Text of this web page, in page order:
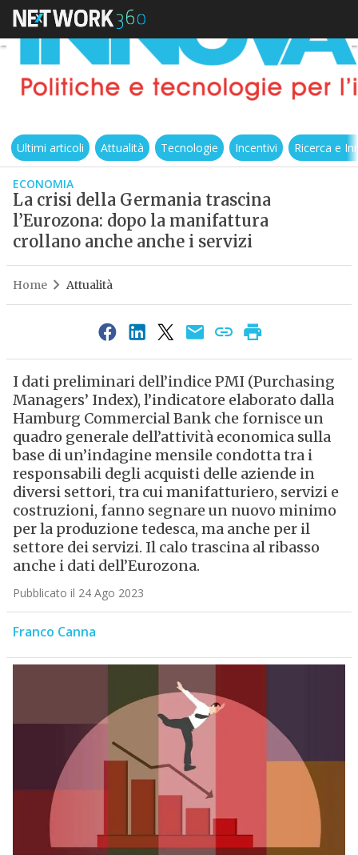
Ultimi articoli Attualità Tecnologie Incentivi Ricerca e
ECONOMIA
La crisi della Germania trascina
l’Eurozona: dopo la manifattura
crollano anche anche i servizi
Home Attualità
I dati preliminari dell’indice PMI (Purchasing
Managers’ Index), l’indicatore elaborato dalla
Hamburg Commercial Bank che fornisce un
quadro generale dell’attività economica sulla
base di un’indagine mensile condotta tra i
responsabili degli acquisti delle aziende in
diversi settori, tra cui manifatturiero, servizi e
costruzioni, fanno segnare un nuovo minimo
per la produzione tedesca, ma anche per il
settore dei servizi. Il calo trascina al ribasso
anche i dati dell’Eurozona.
Pubblicato il 24 Ago 2023
Franco Canna